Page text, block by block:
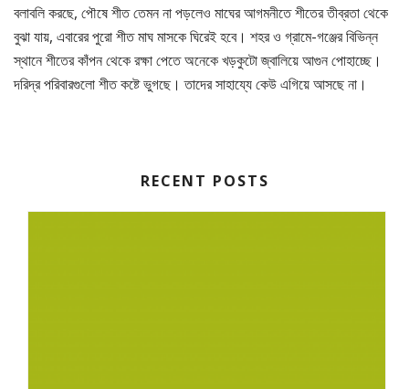
বলাবলি করছে, পৌষে শীত তেমন না পড়লেও মাঘের আগমনীতে শীতের তীব্রতা থেকে
বুঝা যায়, এবারের পুরো শীত মাঘ মাসকে ঘিরেই হবে। শহর ও গ্রামে-গঞ্জের বিভিন্ন
স্থানে শীতের কাঁপন থেকে রক্ষা পেতে অনেকে খড়কুটো জ্বালিয়ে আগুন পোহাচ্ছে।
দরিদ্র পরিবারগুলো শীত কষ্টে ভুগছে। তাদের সাহায্যে কেউ এগিয়ে আসছে না।
RECENT POSTS